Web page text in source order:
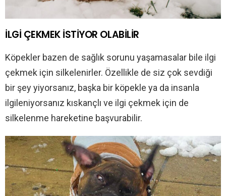
İLGİ ÇEKMEK İSTİYOR OLABİLİR
Köpekler bazen de sağlık sorunu yaşamasalar bile ilgi
çekmek için silkelenirler. Özellikle de siz çok sevdiği
bir şey yiyorsanız, başka bir köpekle ya da insanla
ilgileniyorsanız kıskançlı ve ilgi çekmek için de
silkelenme hareketine başvurabilir.